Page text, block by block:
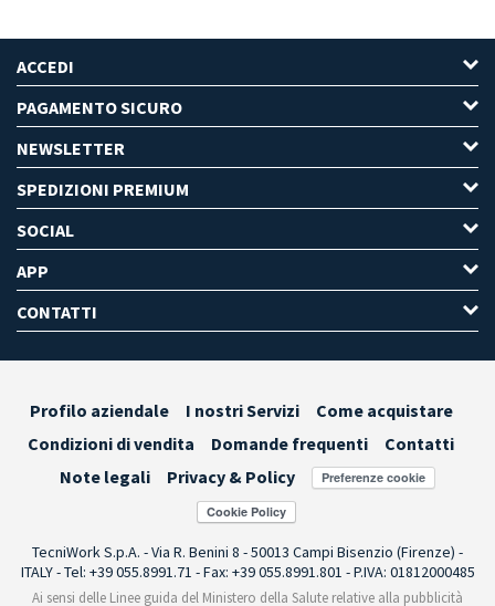
ACCEDI
PAGAMENTO SICURO
NEWSLETTER
SPEDIZIONI PREMIUM
SOCIAL
APP
CONTATTI
Profilo aziendale I nostri Servizi
Come acquistare
Condizioni di vendita
Domande frequenti
Contatti
Note legali
Privacy & Policy Preferenze cookie
TecniWork S.p.A. - Via R. Benini 8 - 50013 Campi Bisenzio (Firenze) -
ITALY - Tel: +39 055.8991.71 - Fax: +39 055.8991.801 - P.IVA: 01812000485
Ai sensi delle Linee guida del Ministero della Salute relative alla pubblicità